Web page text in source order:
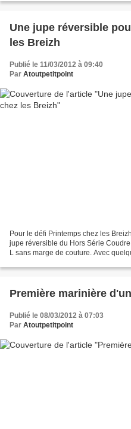
Une jupe réversible
les Breizh
Publié le 11/03/2012 à 09:40
Par Atoutpetitpoint
Pour le défi Printemps chez les
jupe réversible du Hors Série
L sans marge de couture. Avec
Première marinière
Publié le 08/03/2012 à 07:03
Par Atoutpetitpoint